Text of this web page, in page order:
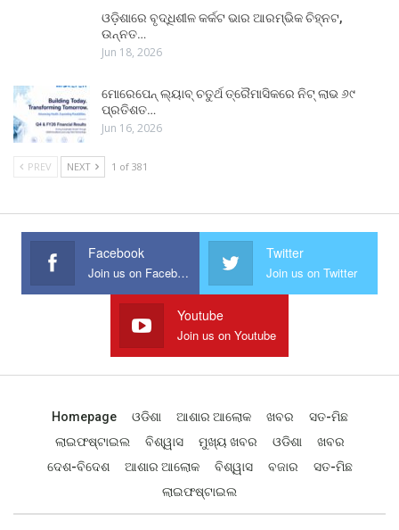
ଓଡ଼ିଶାରେ ବୃଦ୍ଧିଶୀଳ କର୍କଟ ଭାର ଆରମ୍ଭିକ ଚିହ୍ନଟ,
ଉନ୍ନତ…
Jun 18, 2026
ମୋରେପେନ୍ ଲ୍ୟାବ୍ ଚତୁର୍ଥ ତ୍ରୈମାସିକରେ ନିଟ୍ ଲାଭ ୬୯
ପ୍ରତିଶତ…
Jun 16, 2026
PREV NEXT 1 of 381
Facebook
Join us on Facebook
Twitter
Join us on Twitter
Youtube
Join us on Youtube
Homepage ଓଡିଶା ଆଶାର ଆଲୋକ ଖବର
ସତ-ମିଛ
ଲାଇଫଷ୍ଟାଇଲ
ବିଶ୍ୱାସ ମୁଖ୍ୟ ଖବର ଓଡିଶା
ଖବର
ଦେଶ-ବିଦେଶ
ଆଶାର ଆଲୋକ ବିଶ୍ୱାସ ବଜାର
ସତ-ମିଛ
ଲାଇଫଷ୍ଟାଇଲ